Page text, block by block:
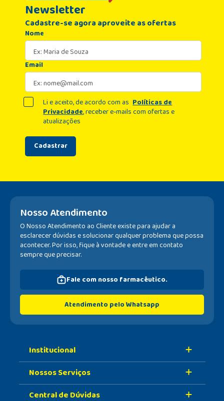
Newsletter
Cadastre-se agora aproveite as ofertas
Nome
Email
Cadastrar
Li e aceito, de acordo com as Políticas de
Privacidade, receber e-mails com ofertas e
atualizações
Nosso Atendimento
O Nosso Atendimento ao Cliente existe para ajudar a
esclarecer dúvidas e solucionar qualquer problema que possa
acontecer. Por isso, fique à vontade e entre em contato
sempre que precisar.
Fale com nosso farmacêutico.
Atendimento pelo Whatsapp
Institucional
Sobre A Nossa Drogaria
Nossa História
Nossos Serviços
Retire Na Loja
Central de Dúvidas